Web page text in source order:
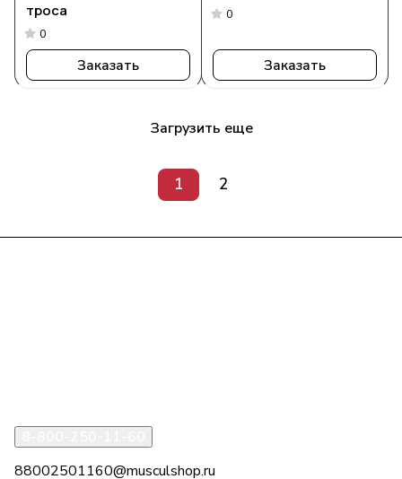
троса
0
Заказать
0
Заказать
Загрузить еще
1 2
88002501160@musculshop.ru